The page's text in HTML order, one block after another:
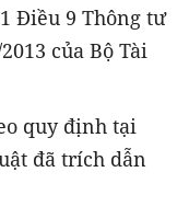
Điều 9 Thông tư
của Bộ Tài
quy định tại
đã trích dẫn